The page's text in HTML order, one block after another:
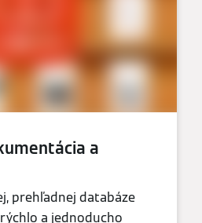
a
prehľadnej databáze
a jednoducho